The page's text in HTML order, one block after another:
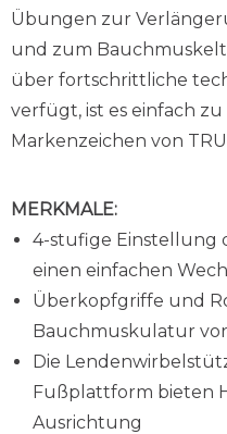
Übungen zur
und zum
über fortschrittliche
verfügt, ist es einfach
Markenzeichen von
MERKMALE:
4-stufige Einstellung
einen einfachen
Überkopfgriffe und
Bauchmuskulatur vor
Die
Fußplattform bieten
Ausrichtung